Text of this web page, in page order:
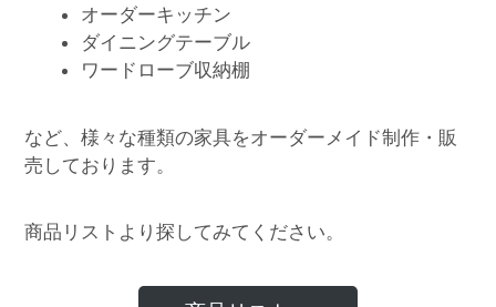
オーダーキッチン
ダイニングテーブル
ワードローブ収納棚
など、様々な種類の家具をオーダーメイド制作・販
売しております。
商品リストより探してみてください。